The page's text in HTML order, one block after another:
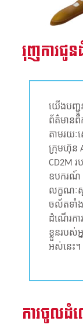
រុញការ​
យើងបញ្ជូ
ព័ត៌មាន
តាមរយៈ
ក្រុមហ៊ុន
CD2M
ឧបករណ៍
លក្ខណៈស្
ចល័តទាំ
ដំណើរកា
ខ្លួនរបស់
អស់នេះ។
ការចូលដំ